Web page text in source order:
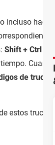
hacer
Shift + Ctrl + C
de trucos
estos trucos